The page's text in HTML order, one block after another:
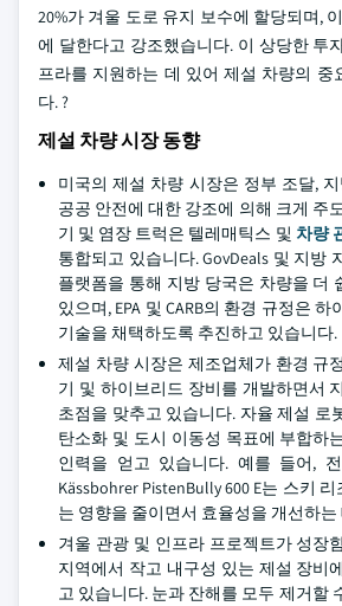
20%가 겨울 도로 유지 보수에 할당되며,
에 달한다고 강조했습니다. 이 상당한 투
프라를 지원하는 데 있어 제설 차량의 중
다. ?
제설 차량 시장 동향
미국의 제설 차량 시장은 정부 조달,
공공 안전에 대한 강조에 의해 크게 주
기 및 염장 트럭은 텔레매틱스 및 차량
통합되고 있습니다. GovDeals 및 지방
플랫폼을 통해 지방 당국은 차량을 더
있으며, EPA 및 CARB의 환경 규정은
기술을 채택하도록 추진하고 있습니다.
제설 차량 시장은 제조업체가 환경 규
기 및 하이브리드 장비를 개발하면서
초점을 맞추고 있습니다. 자율 제설 로
탄소화 및 도시 이동성 목표에 부합하
인력을 얻고 있습니다. 예를 들어,
Kässbohrer PistenBully 600 E는 스키
는 영향을 줄이면서 효율성을 개선하
겨울 관광 및 인프라 프로젝트가 성장
지역에서 작고 내구성 있는 제설 장비
고 있습니다. 눈과 잔해를 모두 제거할